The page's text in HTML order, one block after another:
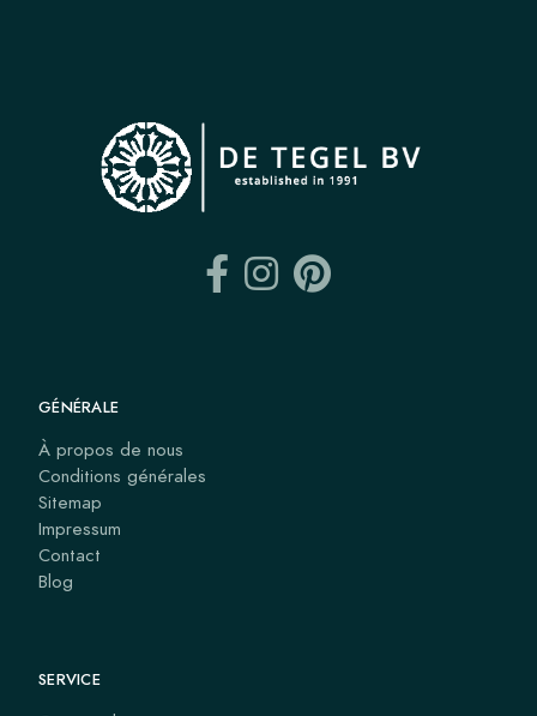
GÉNÉRALE
À propos de nous
Conditions générales
Sitemap
Impressum
Contact
Blog
SERVICE